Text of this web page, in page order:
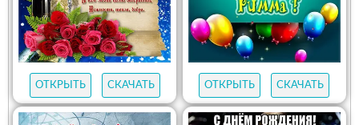
ОТКРЫТЬ СКАЧАТЬ ОТКРЫТЬ СКАЧАТЬ